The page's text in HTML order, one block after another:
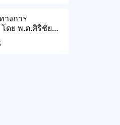
งการ
ดย พ.ต.ศิริชัย
คมฯ/กรรมการ
มสงเคราะห์